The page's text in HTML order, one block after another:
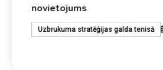
novietojums
Uzbrukuma stratēģijas galda tenisā